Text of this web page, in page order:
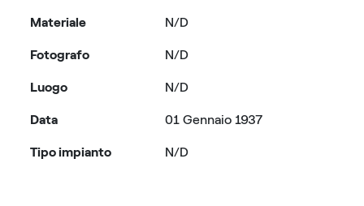
Materiale N/D
Fotografo
Luogo
Data
Tipo impianto
N/D
N/D
01 Gennaio 1937
N/D